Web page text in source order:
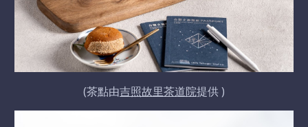
(茶點由吉照故里茶道院提供 )